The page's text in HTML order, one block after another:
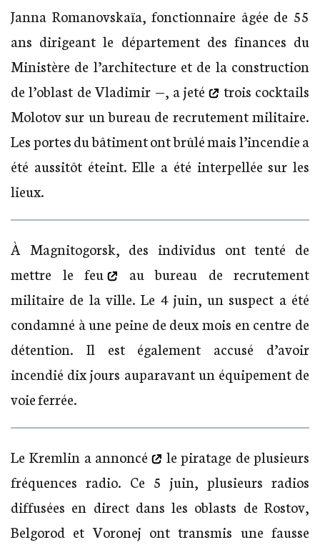
Janna Romanovskaïa, fonctionnaire âgée de 55
ans dirigeant le département des finances du
Ministère de l’architecture et de la construction
de l’oblast de Vladimir —, a jeté
trois cocktails
Molotov sur un bureau de recrutement militaire.
Les portes du bâtiment ont brûlé mais l’incendie a
été aussitôt éteint. Elle a été interpellée sur les
lieux.
À Magnitogorsk, des individus ont tenté de
mettre le feu
au bureau de recrutement
militaire de la ville. Le 4 juin, un suspect a été
condamné à une peine de deux mois en centre de
détention. Il est également accusé d’avoir
incendié dix jours auparavant un équipement de
voie ferrée.
Le Kremlin a annoncé
le piratage de plusieurs
fréquences radio. Ce 5 juin, plusieurs radios
diffusées en direct dans les oblasts de Rostov,
Belgorod et Voronej ont transmis une fausse